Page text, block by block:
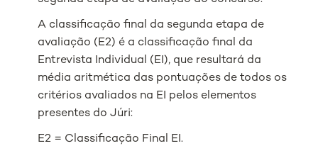
A classificação final da segunda etapa de
avaliação (E2) é a classificação final da
Entrevista Individual (EI), que resultará da
média aritmética das pontuações de todos os
critérios avaliados na EI pelos elementos
presentes do Júri:
E2 = Classificação Final EI.